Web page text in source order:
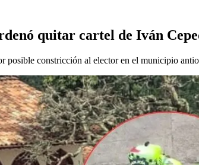
quitar cartel de Iván
posible constricción al elector en el municipio